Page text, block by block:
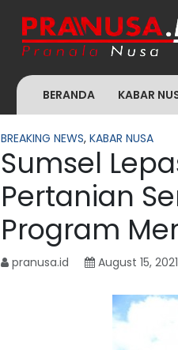
BERANDA KABAR
BREAKING NEWS, KABAR NUSA
Sumsel
Pertanian
Program
pranusa.id August 15, 2021